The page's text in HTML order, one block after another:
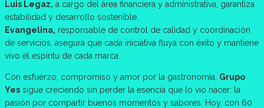
Luis Legaz, a cargo del área financiera y administrativa, garantiza
estabilidad y desarrollo sostenible.
Evangelina, responsable de control de calidad y coordinación
de servicios, asegura que cada iniciativa fluya con éxito y mantiene
vivo el espíritu de cada marca.
Con esfuerzo, compromiso y amor por la gastronomía, Grupo
Yes sigue creciendo sin perder la esencia que lo vio nacer: la
pasión por compartir buenos momentos y sabores. Hoy, con 60